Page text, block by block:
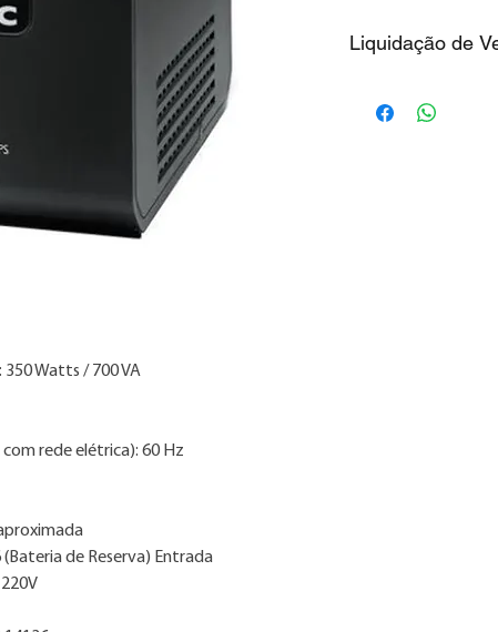
Watts / 700 VA
com rede elétrica): 60 Hz
(Bateria de Reserva) Entrada
Liquidação de
sem juros